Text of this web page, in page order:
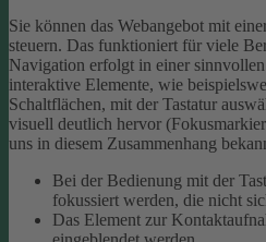
Sie können das Webangebot mit
steuern. Das funktioniert für viele
Navigation erfolgt in einer
interaktive Elemente, wie
Schaltflächen, mit der Tastatur
visuell deutlich hervor
uns in diesem Zusammenhang
Bei der Bedienung mit der
fokussiert werden, die nicht
Das Element zur